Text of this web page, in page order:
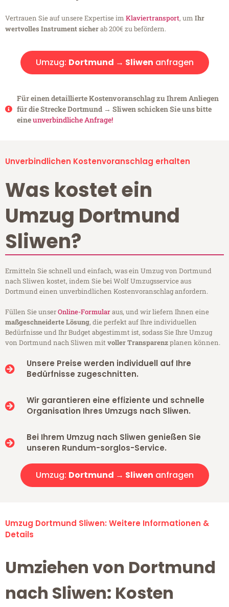
Vertrauen Sie auf unsere Expertise im Klaviertransport, um Ihr
wertvolles Instrument sicherab 200€ zu befördern.
Umzug: Dortmund → Sliwen anfragen
Für einen detaillierte Kostenvoranschlag zu Ihrem Anliegen
für die Strecke Dortmund → Sliwen schicken Sie uns bitte
eineunverbindliche Anfrage!
Unverbindlichen Kostenvoranschlag erhalten
Was kostet ein
Umzug Dortmund
Sliwen?
Ermitteln Sie schnell und einfach, was ein Umzug von Dortmund
nach Sliwen kostet, indem Sie bei Wolf Umzugsservice aus
Dortmund einen unverbindlichen Kostenvoranschlag anfordern.
Füllen Sie unserOnline-Formularaus, und wir liefern Ihnen eine
maßgeschneiderte Lösung, die perfekt auf Ihre individuellen
Bedürfnisse und Ihr Budget abgestimmt ist, sodass Sie Ihre Umzug
von Dortmund nach Sliwen mitvoller Transparenzplanen können.
Unsere Preise werden individuell auf Ihre
Bedürfnisse zugeschnitten.
Wir garantieren eine effiziente und schnelle
Organisation Ihres Umzugs nach Sliwen.
Bei Ihrem Umzug nach Sliwen genießen Sie
unseren Rundum-sorglos-Service.
Umzug: Dortmund → Sliwen anfragen
Umzug Dortmund Sliwen: Weitere Informationen &
Details
Umziehen von Dortmund
nach Sliwen: Kosten